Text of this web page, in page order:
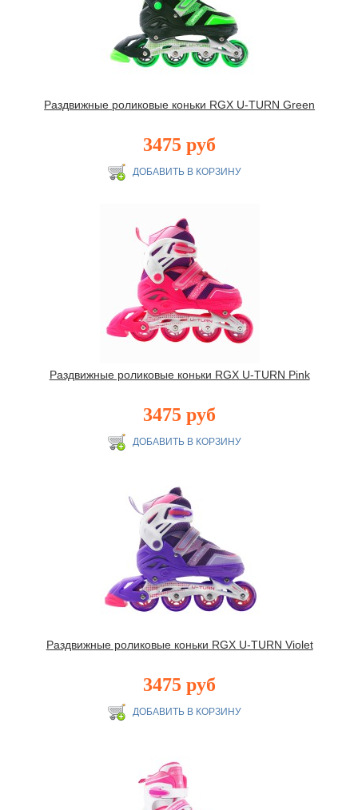
Раздвижные роликовые коньки RGX U-TURN Green
3475 руб
Раздвижные роликовые коньки RGX U-TURN Pink
3475 руб
Раздвижные роликовые коньки RGX U-TURN Violet
3475 руб